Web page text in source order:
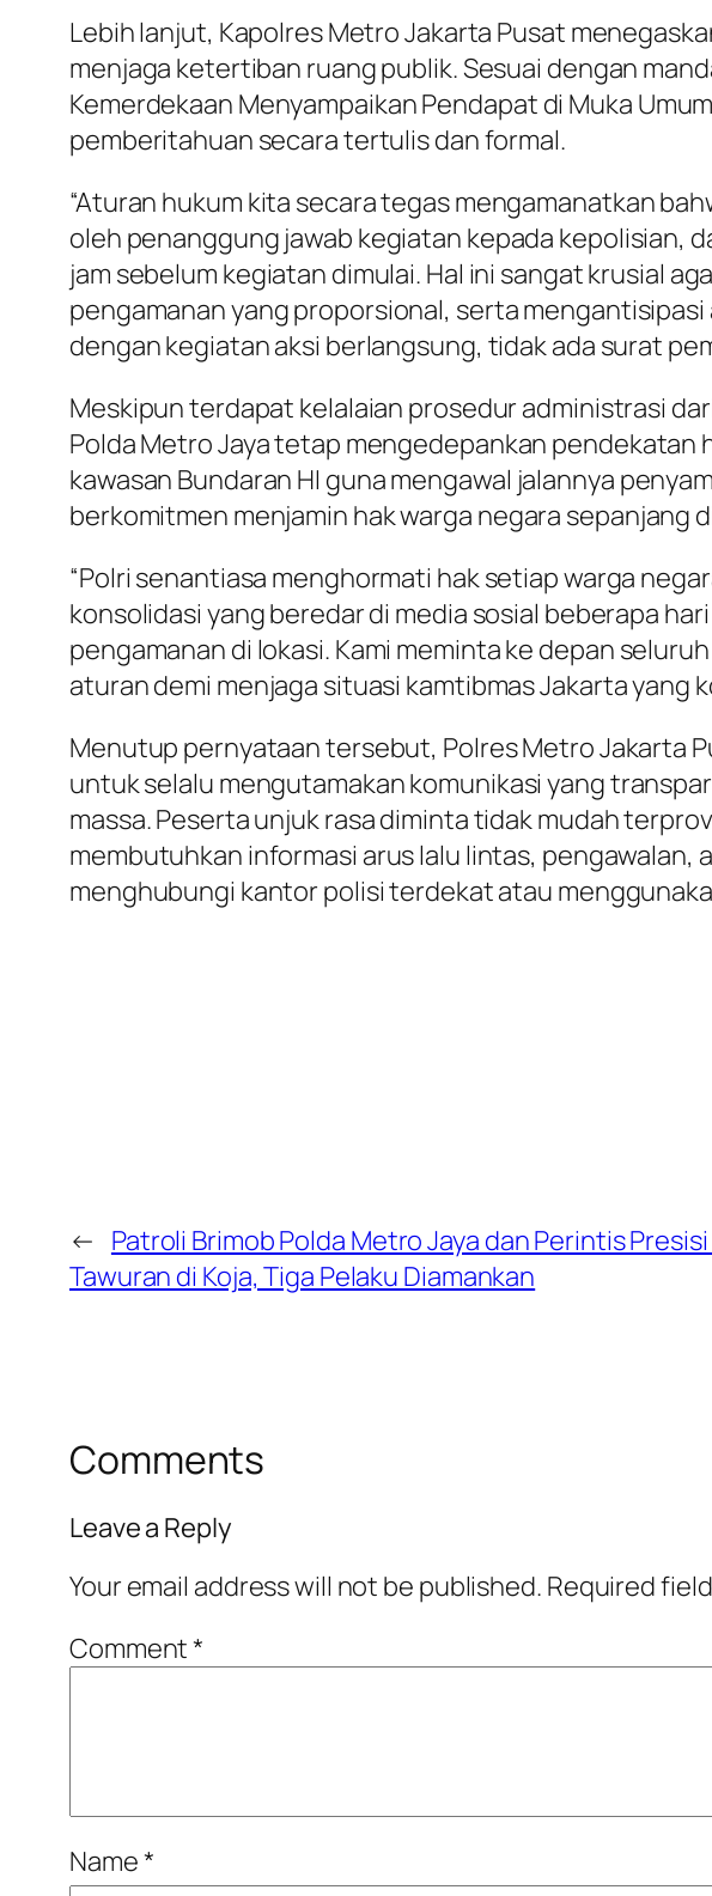
Lebih lanjut, Kapolres Metro Jakarta Pusat
menjaga ketertiban ruang publik. Sesuai dengan
Kemerdekaan Menyampaikan Pendapat di Muka
pemberitahuan secara tertulis dan formal.
“Aturan hukum kita secara tegas mengamanatkan
oleh penanggung jawab kegiatan kepada kepolisian,
jam sebelum kegiatan dimulai. Hal ini sangat krusial
pengamanan yang proporsional, serta
dengan kegiatan aksi berlangsung, tidak ada surat
Meskipun terdapat kelalaian prosedur administrasi
Polda Metro Jaya tetap mengedepankan
kawasan Bundaran HI guna mengawal jalannya
berkomitmen menjamin hak warga negara sepanjang
“Polri senantiasa menghormati hak setiap warga
konsolidasi yang beredar di media sosial beberapa
pengamanan di lokasi. Kami meminta ke depan
aturan demi menjaga situasi kamtibmas Jakarta yang
Menutup pernyataan tersebut, Polres Metro Jakarta
untuk selalu mengutamakan komunikasi yang
massa. Peserta unjuk rasa diminta tidak mudah
membutuhkan informasi arus lalu lintas, pengawalan,
menghubungi kantor polisi terdekat atau
← Patroli Brimob Polda Metro Jaya dan Perintis
Tawuran di Koja, Tiga Pelaku Diamankan
Comments
Leave a Reply
Your email address will not be published. Required
Comment*
Name*